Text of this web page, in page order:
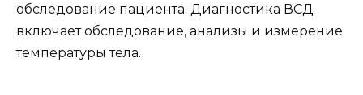
обследование пациента. Диагностика ВСД
включает обследование, анализы и измерение
температуры тела.